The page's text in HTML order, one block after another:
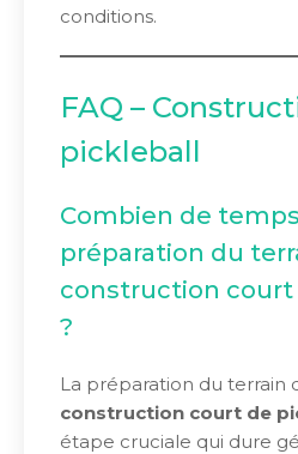
conditions.
FAQ –
pickleball
Combien de
préparation du
construction court
?
La préparation du terrain
construction court de
étape cruciale qui dure